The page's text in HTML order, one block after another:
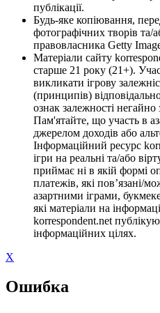
публікації.
Будь-яке копіювання,
фотографічних творів та/
правовласника Getty
Матеріали сайту
старше 21 року (21+).
викликати ігрову
(принципів)
ознак залежності негайно
Пам'ятайте, що участь в
джерелом доходів або
Інформаційний ресурс
ігри на реальні та/або
приймає ні в якій формі
платежів, які пов’язані/
азартними іграми,
які матеріали на
korrespondent.net
інформаційних цілях.
X
Ошибка